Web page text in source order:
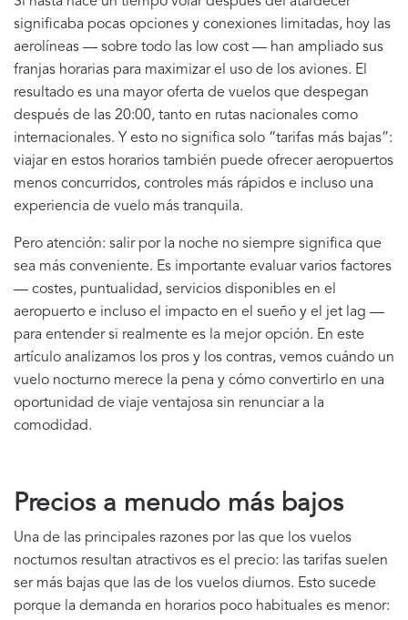
significaba pocas opciones y conexiones limitadas, hoy las
aerolíneas — sobre todo las low cost — han ampliado sus
franjas horarias para maximizar el uso de los aviones. El
resultado es una mayor oferta de vuelos que despegan
después de las 20:00, tanto en rutas nacionales como
internacionales. Y esto no significa solo “tarifas más bajas”:
viajar en estos horarios también puede ofrecer aeropuertos
menos concurridos, controles más rápidos e incluso una
experiencia de vuelo más tranquila.
Pero atención: salir por la noche no siempre significa que
sea más conveniente. Es importante evaluar varios factores
— costes, puntualidad, servicios disponibles en el
aeropuerto e incluso el impacto en el sueño y el jet lag —
para entender si realmente es la mejor opción. En este
artículo analizamos los pros y los contras, vemos cuándo un
vuelo nocturno merece la pena y cómo convertirlo en una
oportunidad de viaje ventajosa sin renunciar a la
comodidad.
Precios a menudo más bajos
Una de las principales razones por las que los vuelos
nocturnos resultan atractivos es el precio: las tarifas suelen
ser más bajas que las de los vuelos diurnos. Esto sucede
porque la demanda en horarios poco habituales es menor: